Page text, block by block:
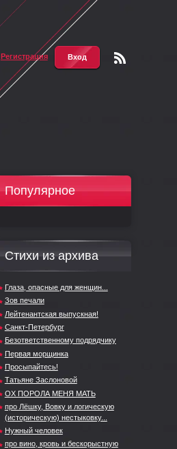
Регистрация Вход
Популярное
Стихи из архива
Глаза, опасные для женщин...
Зов печали
Лейтенантская выпускная!
Санкт-Петербург
Безответственному подрядчику
Первая морщинка
Просыпайтесь!
Татьяне Заслоновой
ОХ ПОРОЛА МЕНЯ МАТЬ
про Лёшку, Вовку и логическую
(историческую) нестыковку...
Нужный человек
про вино, кровь и бескорыстную